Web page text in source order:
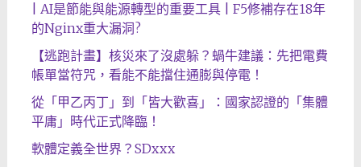
| AI是節能與能源轉型的重要工具 | F5修補存在18年
的Nginx重大漏洞?
【逃跑計畫】核災來了沒處躲？蝸牛建議：先把電費
帳單當符咒，看能不能擋住通膨與停電！
從「甲乙丙丁」到「皆大歡喜」：國家認證的「集體
平庸」時代正式降臨！
軟體定義全世界？SDxxx